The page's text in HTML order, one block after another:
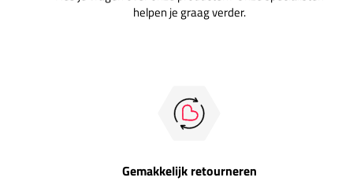
helpen je graag verder.
Gemakkelijk retourneren